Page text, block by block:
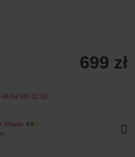
699 zł
84 685 02 02
Abazur 4.9